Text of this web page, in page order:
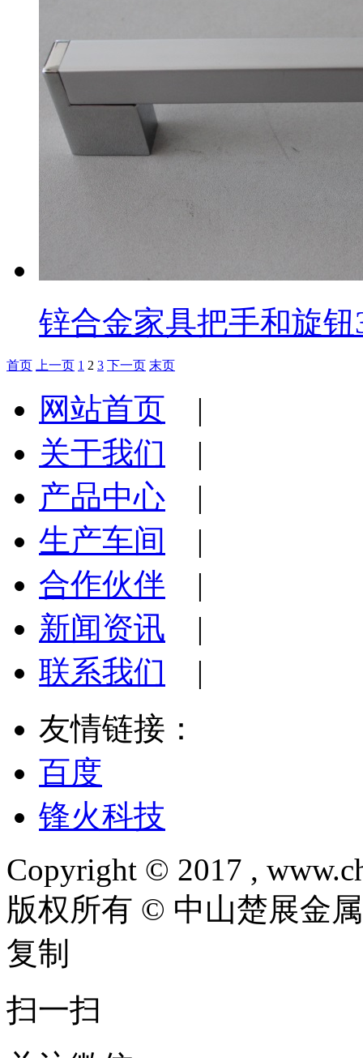
锌合金家具把手和旋钮
首页 上一页 1 2 3 下一页 末页
网站首页 |
关于我们 |
产品中心 |
生产车间 |
合作伙伴 |
新闻资讯 |
联系我们 |
友情链接：
百度
锋火科技
Copyright © 2017 ,
版权所有 © 中山楚展金
复制
扫一扫